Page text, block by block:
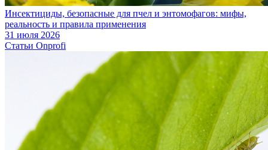
Инсектициды, безопасные для пчел и энтомофагов: мифы,
реальность и правила применения
31 июля 2026
Статьи Onprofi